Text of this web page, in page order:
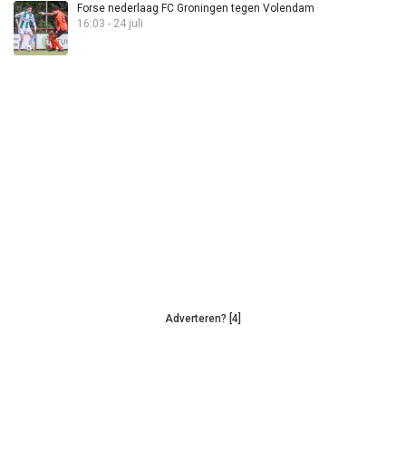
Forse nederlaag FC Groningen tegen Volendam
16:03 - 24 juli
Adverteren? [4]